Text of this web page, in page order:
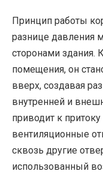
Принцип работы
разнице давления
сторонами здания.
помещения, он
вверх, создавая
внутренней и
приводит к
вентиляционные
сквозь другие
использованный